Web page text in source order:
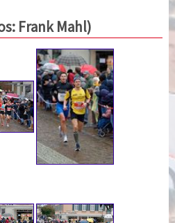
Frank Mahl)